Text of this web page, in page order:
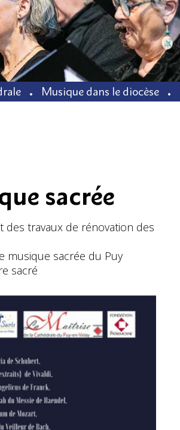
Musique dans le diocèse
sacrée
des travaux de rénovation des
musique sacrée du Puy
sacré